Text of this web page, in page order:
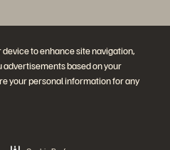
to enhance site navigation,
advertisements based on your
your personal information for any
하기
소셜미디어 팔로우하기
All rights reserved.